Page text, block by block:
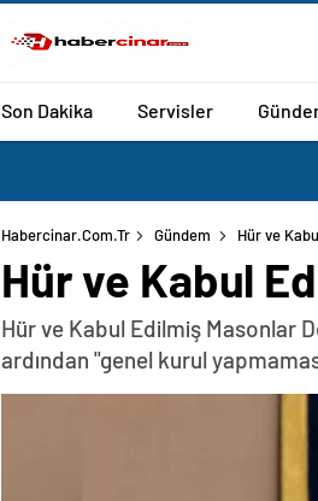
Son Dakika Servisler
Habercinar.com.tr Gündem Hür ve
Hür ve Kabul
Hür ve Kabul Edilmiş Masonlar
ardından "genel kurul